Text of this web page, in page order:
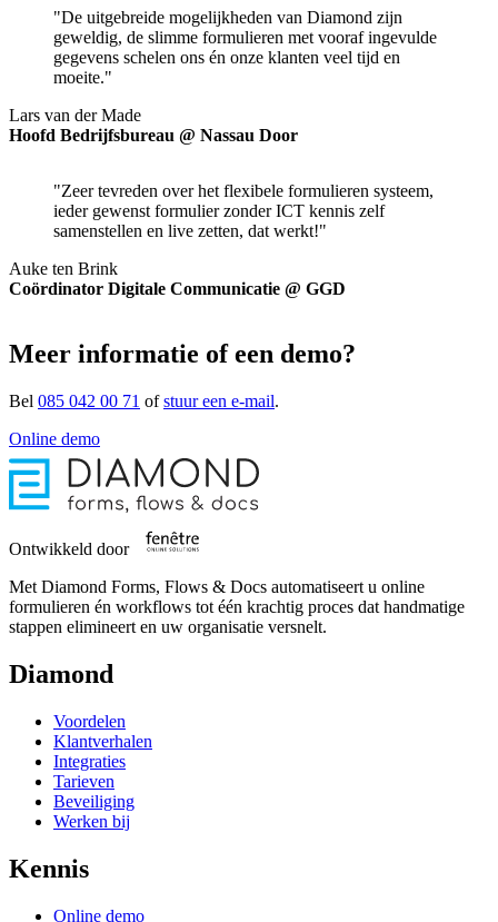
"De uitgebreide mogelijkheden van Diamond zijn
geweldig, de slimme formulieren met vooraf ingevulde
gegevens schelen ons én onze klanten veel tijd en
moeite."
Lars van der Made
Hoofd Bedrijfsbureau @ Nassau Door
"Zeer tevreden over het flexibele formulieren systeem,
ieder gewenst formulier zonder ICT kennis zelf
samenstellen en live zetten, dat werkt!"
Auke ten Brink
Coördinator Digitale Communicatie @ GGD
Meer informatie of een demo?
Bel 085 042 00 71 ofstuur een e-mail.
Online demo
Ontwikkeld door
Met Diamond Forms, Flows & Docs automatiseert u online
formulieren én workflows tot één krachtig proces dat handmatige
stappen elimineert en uw organisatie versnelt.
Diamond
Voordelen
Klantverhalen
Integraties
Tarieven
Beveiliging
Werken bij
Kennis
Online demo